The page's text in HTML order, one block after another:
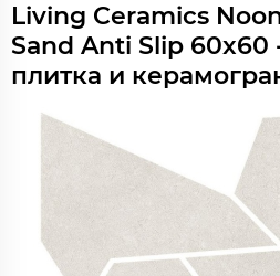
Living Ceramics
Sand Anti Slip 60x60
плитка и